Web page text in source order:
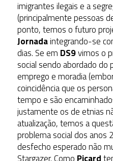
imigrantes ilegais e a
(principalmente pessoas
ponto, temos o futuro
Jornadaintegrando-se
dias. Se em DS9vimos o
social sendo abordado
emprego e moradia
coincidência que os
tempo e são
justamente os de etnias
atualização, temos a
problema social dos anos
desfecho esperado não